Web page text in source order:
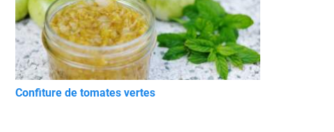
Confiture de tomates vertes